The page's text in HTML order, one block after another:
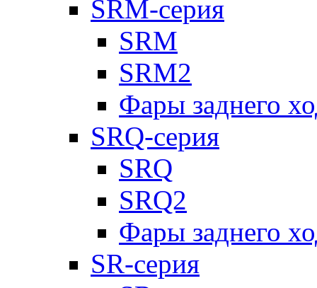
SRM-серия
SRM
SRM2
Фары заднего
SRQ-серия
SRQ
SRQ2
Фары заднего
SR-серия